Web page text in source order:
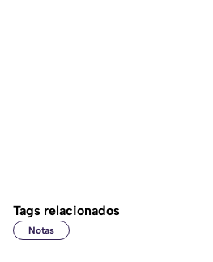
Tags relacionados
Notas